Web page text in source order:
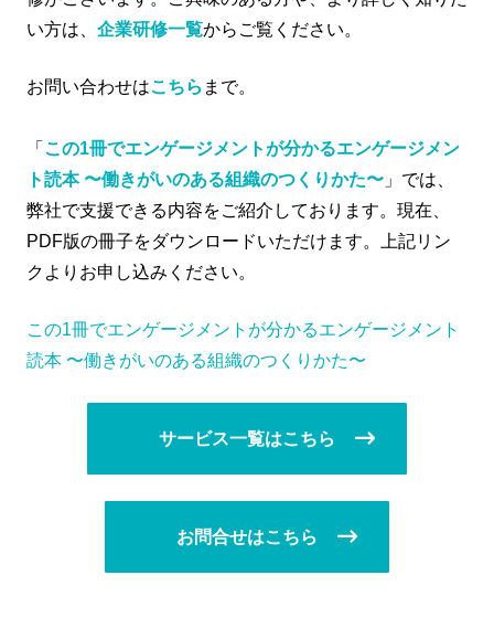
い方は、 企業研修一覧からご覧ください。
お問い合わせはこちら まで。
「 この1冊でエンゲージメントが分かるエンゲージメン
ト読本 〜働きがいのある組織のつくりかた〜 」では、
弊社で支援できる内容をご紹介しております。現在、
PDF版の冊子をダウンロードいただけます。上記リン
クよりお申し込みください。
この1冊でエンゲージメントが分かるエンゲージメント
読本 〜働きがいのある組織のつくりかた〜
サービス一覧はこちら
お問合せはこちら